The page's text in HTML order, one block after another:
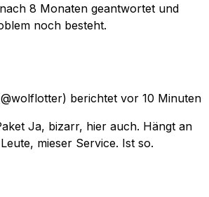
8 Monaten geantwortet und
noch besteht.
berichtet vor 10 Minuten
Ja, bizarr, hier auch. Hängt an
mieser Service. Ist so.